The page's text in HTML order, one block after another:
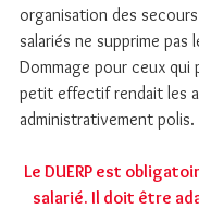
organisation des
salariés ne supprime pas
Dommage pour ceux qui
petit effectif rendait les
administrativement polis.
Le DUERP est
salarié. Il doit être